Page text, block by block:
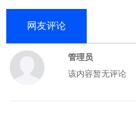
网友评论
管理员
该内容暂无评论